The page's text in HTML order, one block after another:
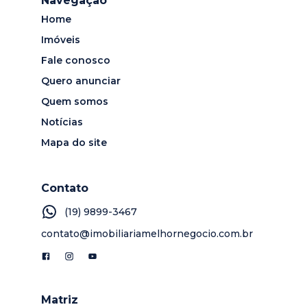
Home
Imóveis
Fale conosco
Quero anunciar
Quem somos
Notícias
Mapa do site
Contato
(19) 9899-3467
contato@imobiliariamelhornegocio.com.br
Matriz